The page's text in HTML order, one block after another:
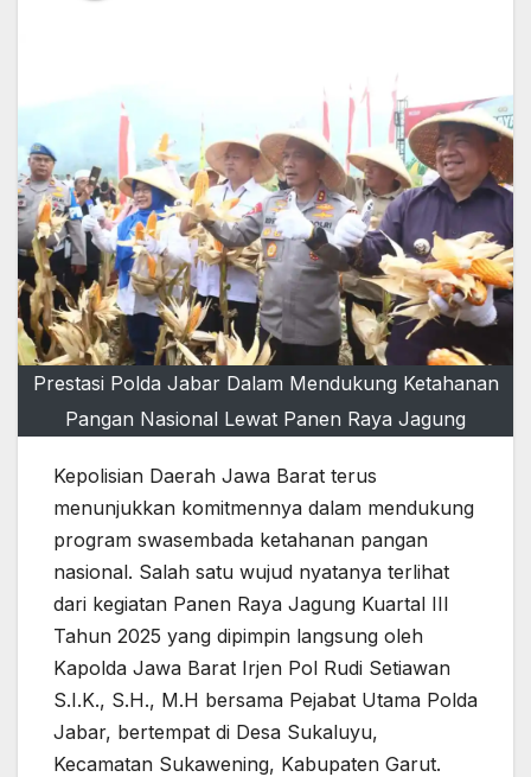
Prestasi Polda Jabar Dalam Mendukung Ketahanan
Pangan Nasional Lewat Panen Raya Jagung
Kepolisian Daerah Jawa Barat terus
menunjukkan komitmennya dalam mendukung
program swasembada ketahanan pangan
nasional. Salah satu wujud nyatanya terlihat
dari kegiatan Panen Raya Jagung Kuartal III
Tahun 2025 yang dipimpin langsung oleh
Kapolda Jawa Barat Irjen Pol Rudi Setiawan
S.I.K., S.H., M.H bersama Pejabat Utama Polda
Jabar, bertempat di Desa Sukaluyu,
Kecamatan Sukawening, Kabupaten Garut.